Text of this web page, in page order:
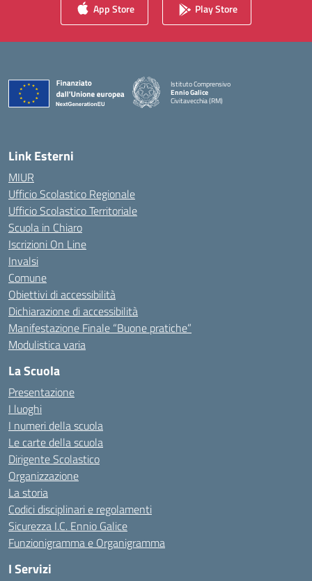
App Store Play Store
Istituto Comprensivo
Ennio Galice
Civitavecchia (RM)
Link Esterni
MIUR
Ufficio Scolastico Regionale
Ufficio Scolastico Territoriale
Scuola in Chiaro
Iscrizioni On Line
Invalsi
Comune
Obiettivi di accessibilità
Dichiarazione di accessibilità
Manifestazione Finale “Buone pratiche”
Modulistica varia
La Scuola
Presentazione
I luoghi
I numeri della scuola
Le carte della scuola
Dirigente Scolastico
Organizzazione
La storia
Codici disciplinari e regolamenti
Sicurezza I.C. Ennio Galice
Funzionigramma e Organigramma
I Servizi